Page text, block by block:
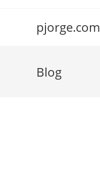
pjorge.com
Blog